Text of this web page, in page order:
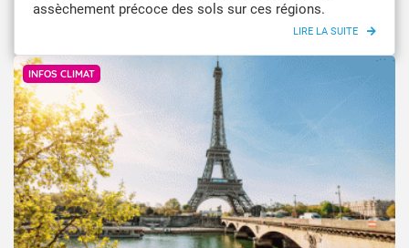
assèchement précoce des sols sur ces régions.
INFOS CLIMAT
Getty Image